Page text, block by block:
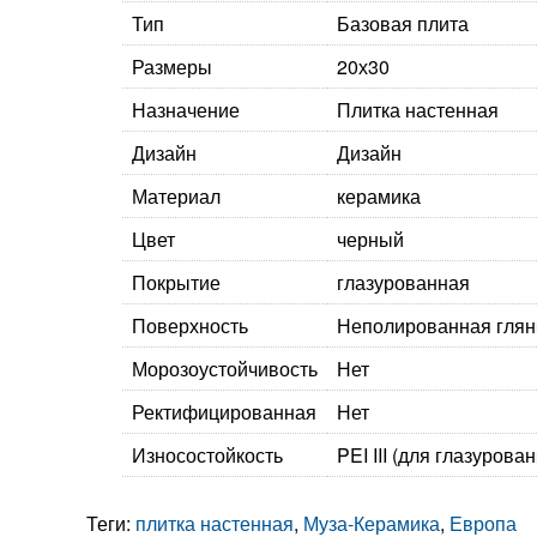
Тип
Базовая плита
Размеры
20х30
Назначение
Плитка настенная
Дизайн
Дизайн
Материал
керамика
Цвет
черный
Покрытие
глазурованная
Поверхность
Неполированная
Морозоустойчивость
Нет
Ректифицированная
Нет
Износостойкость
PEI III (для
Теги: плитка настенная, Муза-Керамика, Европа